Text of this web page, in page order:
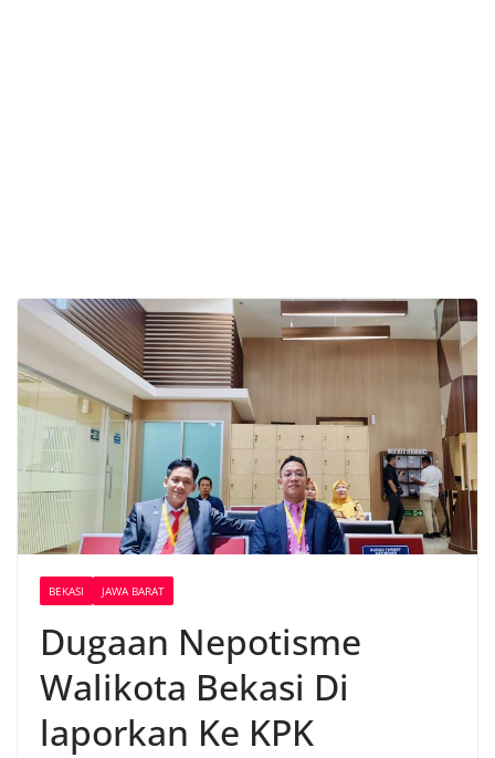
BEKASI JAWA BARAT
Dugaan Nepotisme
Walikota Bekasi Di
laporkan Ke KPK